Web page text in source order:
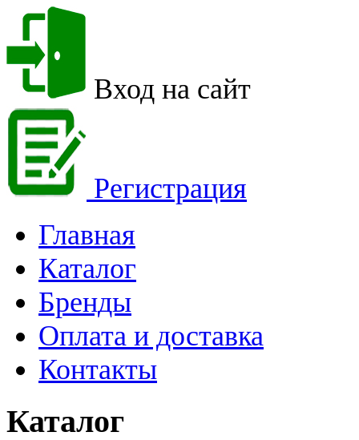
Вход на сайт
Регистрация
Главная
Каталог
Бренды
Оплата и доставка
Контакты
Каталог